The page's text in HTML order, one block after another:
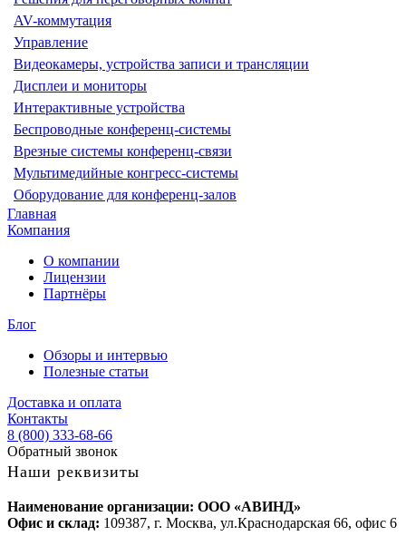
AV-коммутация
Управление
Видеокамеры, устройства записи и трансляции
Дисплеи и мониторы
Интерактивные устройства
Беспроводные конференц-системы
Врезные системы конференц-связи
Мультимедийные конгресс-системы
Оборудование для конференц-залов
Главная
Компания
О компании
Лицензии
Партнёры
Блог
Обзоры и интервью
Полезные статьи
Доставка и оплата
Контакты
8 (800) 333-68-66
Обратный звонок
Наши реквизиты
Наименование организации: ООО «АВИНД»
Офис и склад: 109387, г. Москва, ул.Краснодарская 66, офис 6